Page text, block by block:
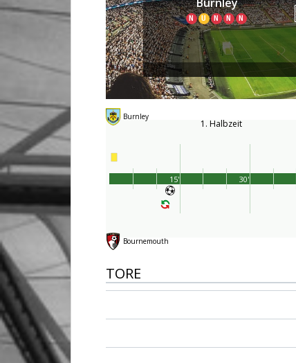
N U N N N
Burnley
1. Halbzeit
Bournemouth
15' 30'
TORE